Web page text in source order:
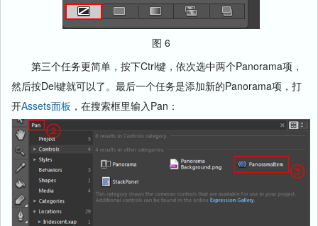
图 6
第三个任务更简单，按下Ctrl键，依次选中两个Panorama项，
然后按Del键就可以了。最后一个任务是添加新的Panorama项，打
开Assets面板 ，在搜索框里输入Pan：